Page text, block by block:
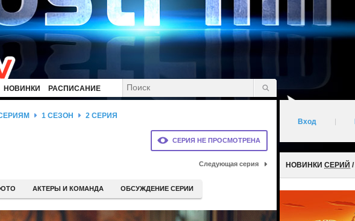
НОВИНКИ РАСПИСАНИЕ
СЕРИЯ НЕ ПРОСМОТРЕНА
1 СЕЗОН 2 СЕРИЯ
Следующая серия
АКТЕРЫ И КОМАНДА ОБСУЖДЕНИЕ СЕРИИ
Вход
НОВИНКИ СЕРИЙ /